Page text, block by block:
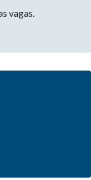
vagas.